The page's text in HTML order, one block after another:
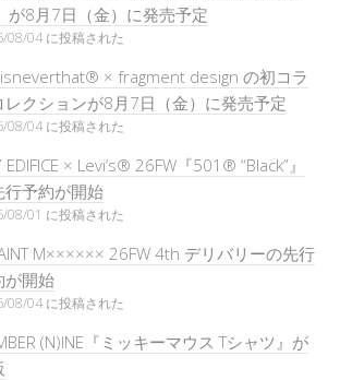
が8月7日（金）に発売予定
08/04 に投稿された
× fragment design の初コラ
レクションが8月7日（金）に発売予定
08/04 に投稿された
× Levi’s® 26FW『501®︎ “Black”』
行予約が開始
08/01 に投稿された
M×××××× 26FW 4th デリバリーの先行
が開始
08/04 に投稿された
(N)INE『ミッキーマウス Tシャツ』が